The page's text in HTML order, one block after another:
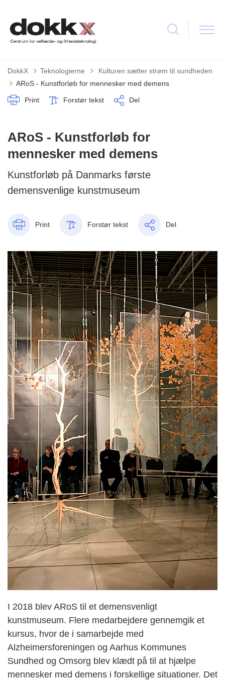
DokkX Teknologierne Tilbage til
Kulturen sætter strøm til sundheden
ARoS - Kunstforløb for mennesker med demens
Print Forstør tekst Del
ARoS - Kunstforløb for
mennesker med demens
Kunstforløb på Danmarks første
demensvenlige kunstmuseum
Print Forstør tekst Del
I 2018 blev ARoS til et demensvenligt
kunstmuseum. Flere medarbejdere gennemgik et
kursus, hvor de i samarbejde med
Alzheimersforeningen og Aarhus Kommunes
Sundhed og Omsorg blev klædt på til at hjælpe
mennesker med demens i forskellige situationer. Det